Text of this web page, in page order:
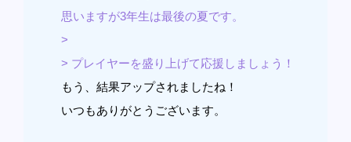
思いますが3年生は最後の夏です。
>
> プレイヤーを盛り上げて応援しましょう！
もう、結果アップされましたね！
いつもありがとうございます。